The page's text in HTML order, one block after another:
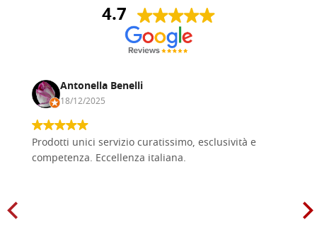
4.7
Antonella Benelli
18/12/2025
Prodotti unici servizio curatissimo, esclusività e
competenza. Eccellenza italiana.